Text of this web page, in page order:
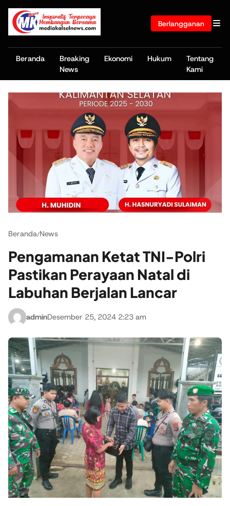
Berlangganan
Beranda
Breaking
News
Ekonomi Hukum
Tentang
Kami
Beranda/News
Pengamanan Ketat TNI-Polri
Pastikan Perayaan Natal di
Labuhan Berjalan Lancar
adminDesember 25, 2024 2:23 am